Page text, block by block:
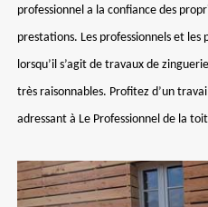
professionnel a la confiance des
prestations. Les professionnels et les
lorsqu’il s’agit de travaux de
très raisonnables. Profitez d’un
adressant à Le Professionnel de la